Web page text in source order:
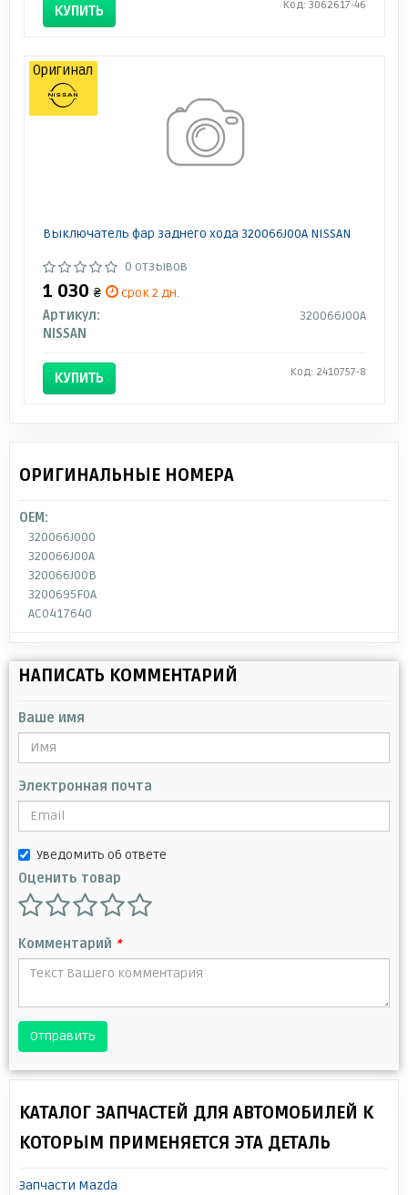
КУПИТЬ Код: 3062617-46
Выключатель фар заднего хода 320066J00A NISSAN
0 отзывов
1 030 ₴
срок 2 дн.
Артикул:
320066J00A
NISSAN
КУПИТЬ Код: 2410757-8
Оригинал
ОРИГИНАЛЬНЫЕ НОМЕРА
OEM:
320066J000
320066J00A
320066J00B
3200695F0A
AC0417640
НАПИСАТЬ КОММЕНТАРИЙ
Ваше имя
Электронная почта
Уведомить об ответе
Оценить товар
Комментарий *
Отправить
КАТАЛОГ ЗАПЧАСТЕЙ ДЛЯ АВТОМОБИЛЕЙ К
КОТОРЫМ ПРИМЕНЯЕТСЯ ЭТА ДЕТАЛЬ
Запчасти Mazda